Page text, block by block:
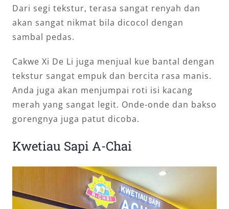
Dari segi tekstur, terasa sangat renyah dan
akan sangat nikmat bila dicocol dengan
sambal pedas.
Cakwe Xi De Li juga menjual kue bantal dengan
tekstur sangat empuk dan bercita rasa manis.
Anda juga akan menjumpai roti isi kacang
merah yang sangat legit. Onde-onde dan bakso
gorengnya juga patut dicoba.
Kwetiau Sapi A-Chai